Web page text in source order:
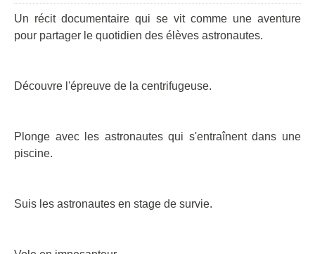
Un récit documentaire qui se vit comme une aventure
pour partager le quotidien des élèves astronautes.
Découvre l'épreuve de la centrifugeuse.
Plonge avec les astronautes qui s'entraînent dans une
piscine.
Suis les astronautes en stage de survie.